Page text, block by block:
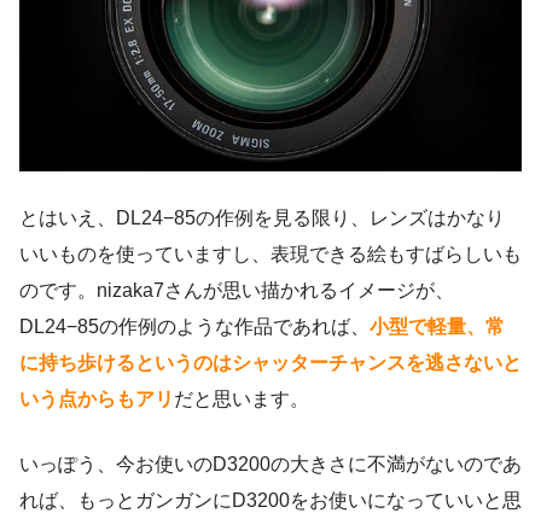
とはいえ、DL24−85の作例を見る限り、レンズはかなり
いいものを使っていますし、表現できる絵もすばらしいも
のです。nizaka7さんが思い描かれるイメージが、
DL24−85の作例のような作品であれば、 小型で軽量、常
に持ち歩けるというのはシャッターチャンスを逃さないと
いう点からもアリ だと思います。
いっぽう、今お使いのD3200の大きさに不満がないのであ
れば、もっとガンガンにD3200をお使いになっていいと思